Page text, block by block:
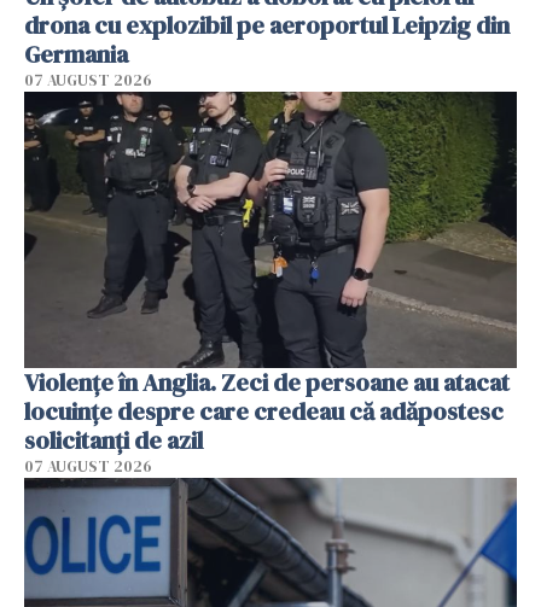
drona cu explozibil pe aeroportul Leipzig din
Germania
07 AUGUST 2026
Violenţe în Anglia. Zeci de persoane au atacat
locuinţe despre care credeau că adăpostesc
solicitanţi de azil
07 AUGUST 2026